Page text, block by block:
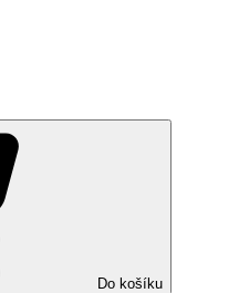
Do košíku